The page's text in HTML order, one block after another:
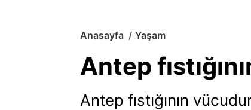
Anasayfa Yaşam
Antep
Antep fıstığının